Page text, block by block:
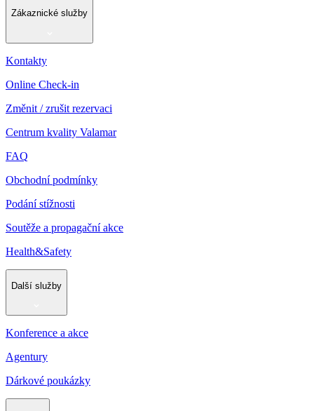
Zákaznické služby
Kontakty
Online Check-in
Změnit / zrušit rezervaci
Centrum kvality Valamar
FAQ
Obchodní podmínky
Podání stížnosti
Soutěže a propagační akce
Health&Safety
Další služby
Konference a akce
Agentury
Dárkové poukázky